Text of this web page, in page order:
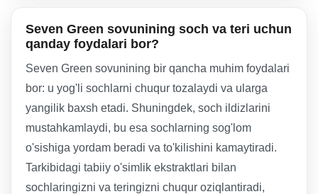
Seven Green sovunining soch va teri uchun
qanday foydalari bor?
Seven Green sovunining bir qancha muhim foydalari
bor: u yog'li sochlarni chuqur tozalaydi va ularga
yangilik baxsh etadi. Shuningdek, soch ildizlarini
mustahkamlaydi, bu esa sochlarning sog'lom
o'sishiga yordam beradi va to'kilishini kamaytiradi.
Tarkibidagi tabiiy o'simlik ekstraktlari bilan
sochlaringizni va teringizni chuqur oziqlantiradi,